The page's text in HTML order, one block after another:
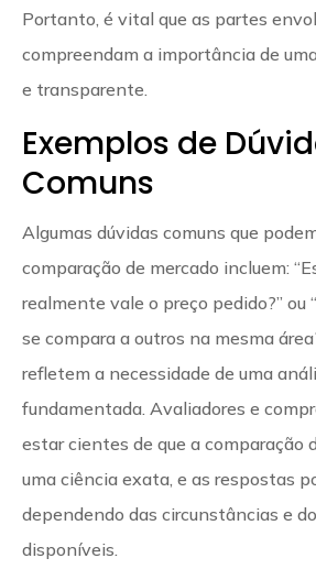
Portanto, é vital que as partes
compreendam a importância de
e transparente.
Exemplos de
Comuns
Algumas dúvidas comuns que
comparação de mercado incluem:
realmente vale o preço pedido?” ou
se compara a outros na mesma
refletem a necessidade de uma
fundamentada. Avaliadores e
estar cientes de que a comparação
uma ciência exata, e as respostas
dependendo das circunstâncias e
disponíveis.